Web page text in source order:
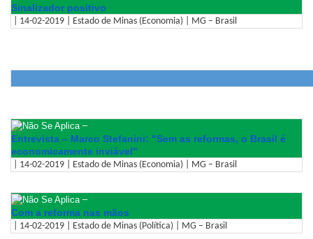
Sinalizador positivo
| 14-02-2019 | Estado de Minas (Economia) | MG – Brasil
–
Entrevista – Marco Stefanini: "Sem as reformas, o Brasil é
economicamente inviável"
| 14-02-2019 | Estado de Minas (Economia) | MG – Brasil
–
Com a reforma nas mãos
| 14-02-2019 | Estado de Minas (Política) | MG – Brasil